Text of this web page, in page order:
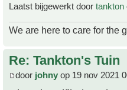
Laatst bijgewerkt door tankton
We are here to care for the
Re: Tankton's Tuin
door johny op 19 nov 2021